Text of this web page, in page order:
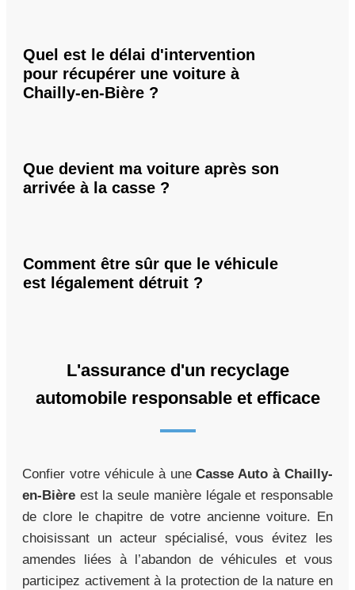
Quel est le délai d'intervention
pour récupérer une voiture à
Chailly-en-Bière ?
Que devient ma voiture après son
arrivée à la casse ?
Comment être sûr que le véhicule
est légalement détruit ?
L'assurance d'un recyclage
automobile responsable et efficace
Confier votre véhicule à uneCasse Auto à Chailly-
en-Bière est la seule manière légale et responsable
de clore le chapitre de votre ancienne voiture. En
choisissant un acteur spécialisé, vous évitez les
amendes liées à l’abandon de véhicules et vous
participez activement à la protection de la nature en